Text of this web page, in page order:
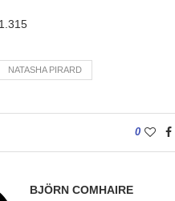
1.315
NATASHA PIRARD
0
BJÖRN COMHAIRE